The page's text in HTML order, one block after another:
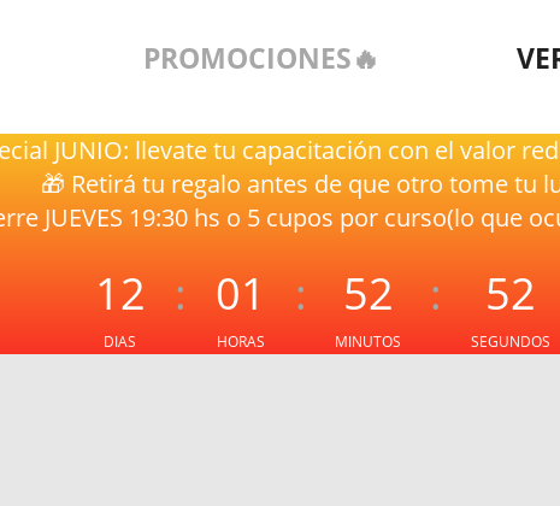
PROMOCIONES🔥
JUNIO: llevate tu capacitación con el valor
🎁 Retirá tu regalo antes de que otro tome tu
JUEVES 19:30 hs o 5 cupos por curso(lo que
12
DIAS
: 01
HORAS
: 52
MINUTOS
: 52
SEGUNDOS